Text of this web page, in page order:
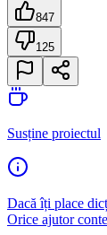
847
125
Susține proiectul
Dacă îți place
Orice ajutor